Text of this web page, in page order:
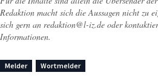
Redaktion macht sich die Aussagen nicht zu
sich gern an redaktion@l-iz.de oder
Informationen.
Melder Wortmelder